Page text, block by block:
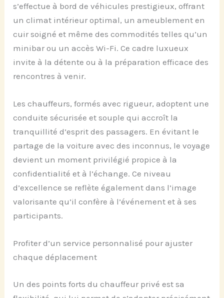
s’effectue à bord de véhicules prestigieux, offrant
un climat intérieur optimal, un ameublement en
cuir soigné et même des commodités telles qu’un
minibar ou un accès Wi-Fi. Ce cadre luxueux
invite à la détente ou à la préparation efficace des
rencontres à venir.
Les chauffeurs, formés avec rigueur, adoptent une
conduite sécurisée et souple qui accroît la
tranquillité d’esprit des passagers. En évitant le
partage de la voiture avec des inconnus, le voyage
devient un moment privilégié propice à la
confidentialité et à l’échange. Ce niveau
d’excellence se reflète également dans l’image
valorisante qu’il confère à l’événement et à ses
participants.
Profiter d’un service personnalisé pour ajuster
chaque déplacement
Un des points forts du chauffeur privé est sa